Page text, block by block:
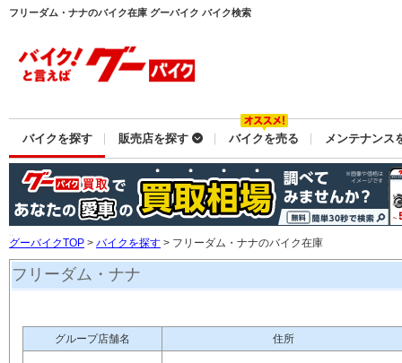
フリーダム・ナナのバイク在庫 グーバイク バイク検索
バイクを探す 販売店を探す バイクを売る メンテナンス
グーバイクTOP > バイクを探す > フリーダム・ナナのバイク在庫
フリーダム・ナナ
グループ店舗名 住所